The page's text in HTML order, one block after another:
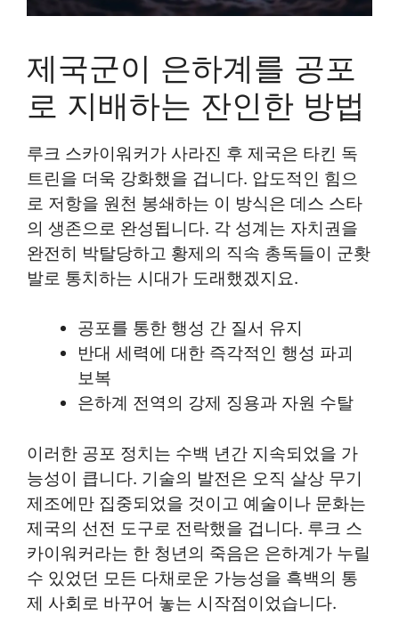
제국군이 은하계를 공포
로 지배하는 잔인한 방법
루크 스카이워커가 사라진 후 제국은 타킨 독
트린을 더욱 강화했을 겁니다. 압도적인 힘으
로 저항을 원천 봉쇄하는 이 방식은 데스 스타
의 생존으로 완성됩니다. 각 성계는 자치권을
완전히 박탈당하고 황제의 직속 총독들이 군홧
발로 통치하는 시대가 도래했겠지요.
공포를 통한 행성 간 질서 유지
반대 세력에 대한 즉각적인 행성 파괴
보복
은하계 전역의 강제 징용과 자원 수탈
이러한 공포 정치는 수백 년간 지속되었을 가
능성이 큽니다. 기술의 발전은 오직 살상 무기
제조에만 집중되었을 것이고 예술이나 문화는
제국의 선전 도구로 전락했을 겁니다. 루크 스
카이워커라는 한 청년의 죽음은 은하계가 누릴
수 있었던 모든 다채로운 가능성을 흑백의 통
제 사회로 바꾸어 놓는 시작점이었습니다.